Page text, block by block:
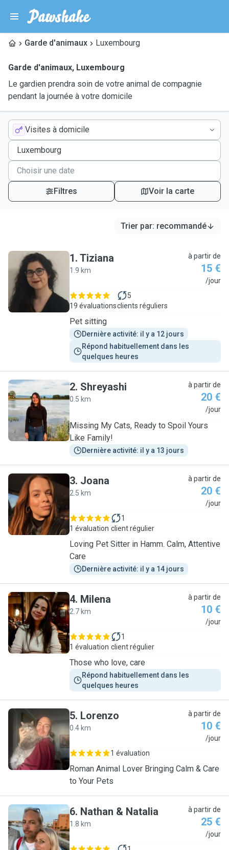
Garde d'animaux Luxembourg
Garde d'animaux, Luxembourg
Le gardien prendra soin de votre animal de compagnie
pendant la journée à votre domicile
Visites à domicile
Filtres Voir la carte
Trier par: recommandé
T
1. Tiziana
1.9 km
à partir de
15 €
/jour
19 évaluations
5
clients réguliers
Pet sitting
Dernière activité: il y a 12 jours
Répond habituellement dans les
quelques heures
S
2. Shreyashi
0.5 km
à partir de
20 €
/jour
Missing My Cats, Ready to Spoil Yours
Like Family!
Dernière activité: il y a 13 jours
J
3. Joana
2.5 km
à partir de
20 €
/jour
1 évaluation
1
client régulier
Loving Pet Sitter in Hamm. Calm, Attentive
Care
Dernière activité: il y a 14 jours
M
4. Milena
2.7 km
à partir de
10 €
/jour
1 évaluation
1
client régulier
Those who love, care
Répond habituellement dans les
quelques heures
L
5. Lorenzo
0.4 km
à partir de
10 €
/jour
1 évaluation
Roman Animal Lover Bringing Calm & Care
to Your Pets
N
6. Nathan & Natalia
1.8 km
à partir de
25 €
/jour